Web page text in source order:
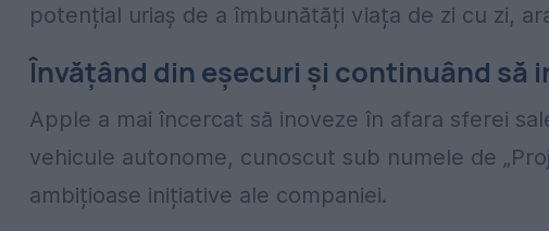
potențial uriaș de a îmbunătăți viața de zi cu zi,
Învățând din eșecuri și continuând să
Apple a mai încercat să inoveze în afara sferei
vehicule autonome, cunoscut sub numele de
ambițioase inițiative ale companiei.